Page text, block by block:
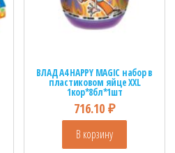
ВЛАД А4 HAPPY MAGIC набор в
пластиковом яйце XXL
1кор*8бл*1шт
716.10₽
В корзину